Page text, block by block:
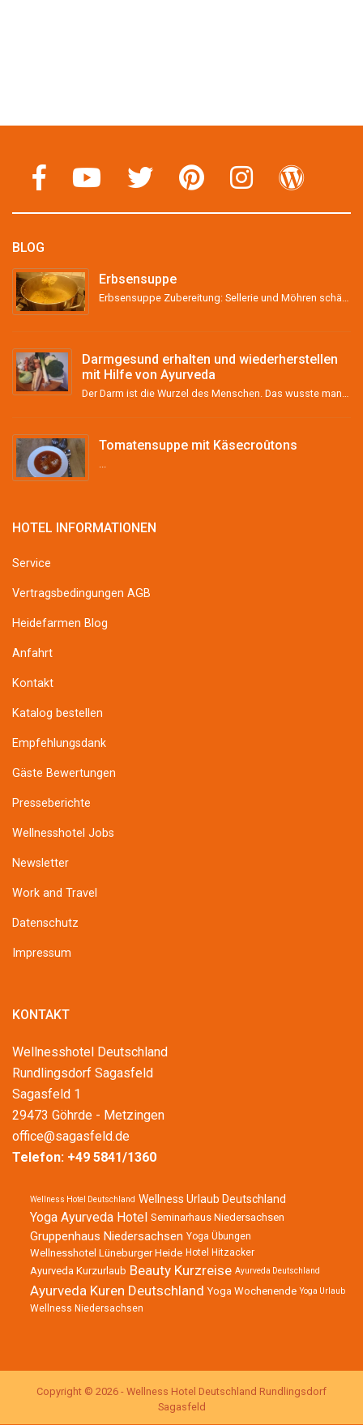
BLOG
Erbsensuppe
Darmgesund erhalten und wiederherstellen
mit Hilfe von Ayurveda
Tomatensuppe mit Käsecroûtons
HOTEL INFORMATIONEN
Service
Vertragsbedingungen AGB
Heidefarmen Blog
Anfahrt
Kontakt
Katalog bestellen
Empfehlungsdank
Gäste Bewertungen
Presseberichte
Wellnesshotel Jobs
Newsletter
Work and Travel
Datenschutz
Impressum
KONTAKT
Wellnesshotel Deutschland
Rundlingsdorf Sagasfeld
Sagasfeld 1
29473 Göhrde - Metzingen
office@sagasfeld.de
Telefon: +49 5841/1360
Wellness Hotel Deutschland Wellness Urlaub Deutschland
Yoga Ayurveda Hotel Seminarhaus Niedersachsen
Gruppenhaus Niedersachsen Yoga Übungen
Wellnesshotel Lüneburger Heide Hotel Hitzacker
Ayurveda Kurzurlaub Beauty Kurzreise Ayurveda Deutschland
Ayurveda Kuren Deutschland Yoga Wochenende Yoga Urlaub
Wellness Niedersachsen
Copyright © 2026 - Wellness Hotel Deutschland Rundlingsdorf
Sagasfeld